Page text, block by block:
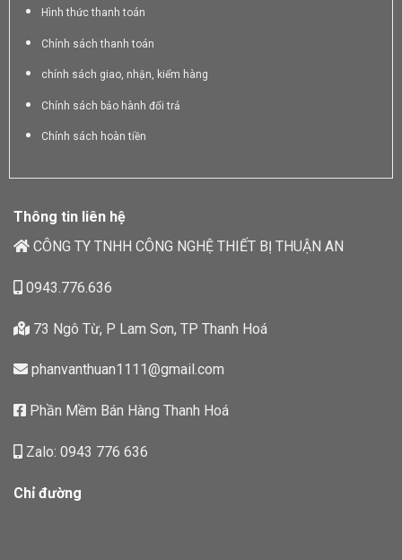
Hình thức thanh toán
Chính sách thanh toán
chính sách giao, nhận, kiểm hàng
Chính sách bảo hành đổi trả
Chính sách hoàn tiền
Thông tin liên hệ
CÔNG TY TNHH CÔNG NGHỆ THIẾT BỊ THUẬN AN
0943.776.636
73 Ngô Từ, P Lam Sơn, TP Thanh Hoá
phanvanthuan1111@gmail.com
Phần Mềm Bán Hàng Thanh Hoá
Zalo: 0943 776 636
Chỉ đường